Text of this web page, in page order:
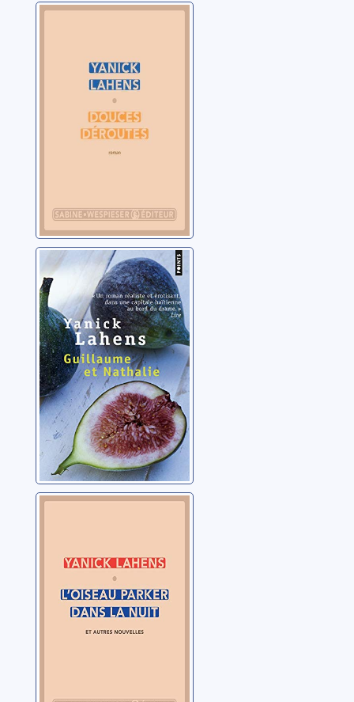
Douces déroutes
Guillaume et
Nathalie
Lahens, Yanick
L'oiseau Parker
autres nouvelles
Lahens, Yanick